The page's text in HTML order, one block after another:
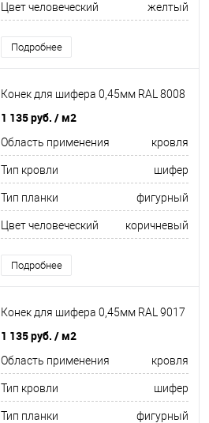
Цвет человеческий желтый
Подробнее
Конек для шифера 0,45мм RAL 8008
1 135 руб. / м2
Область применения кровля
Тип кровли шифер
Тип планки фигурный
Цвет человеческий коричневый
Подробнее
Конек для шифера 0,45мм RAL 9017
1 135 руб. / м2
Область применения кровля
Тип кровли шифер
Тип планки фигурный